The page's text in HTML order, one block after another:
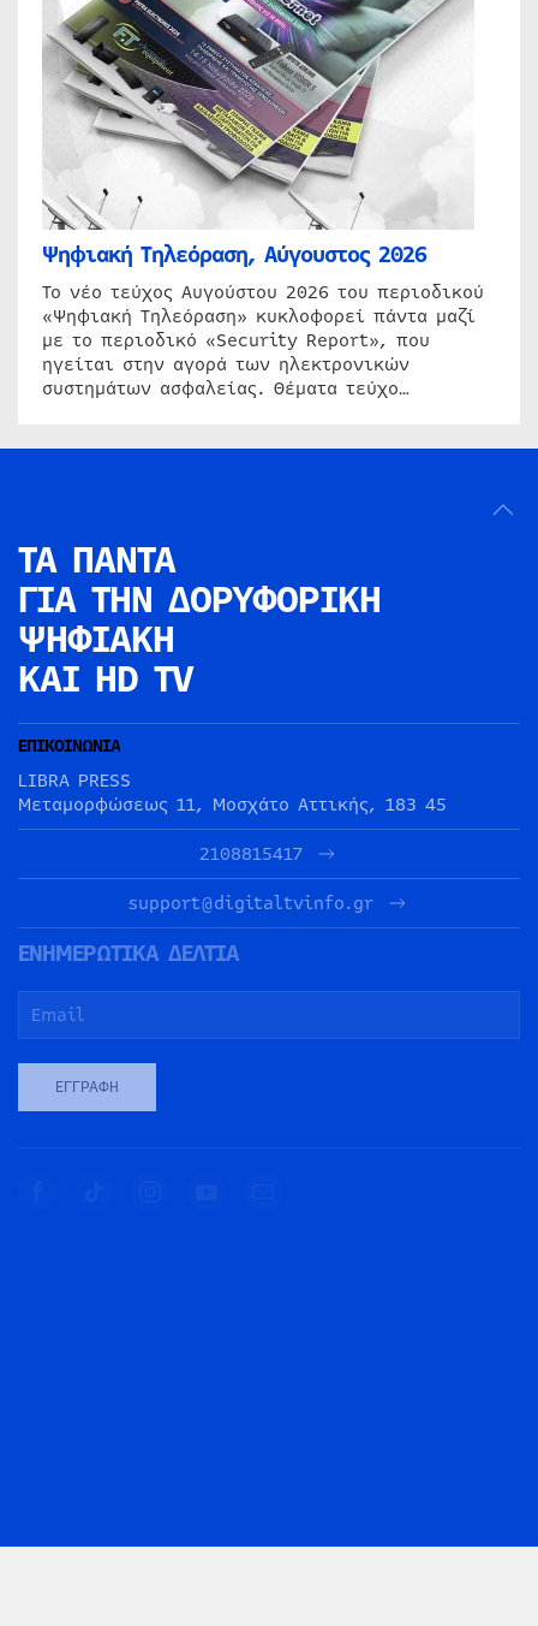
Ψηφιακή Τηλεόραση, Αύγουστος 2026
Το νέο τεύχος Αυγούστου 2026 του περιοδικού
«Ψηφιακή Τηλεόραση» κυκλοφορεί πάντα μαζί
με το περιοδικό «Security Report», που
ηγείται στην αγορά των ηλεκτρονικών
συστημάτων ασφαλείας. Θέματα τεύχο…
ΤΑ ΠΑΝΤΑ
ΓΙΑ ΤΗΝ ΔΟΡΥΦΟΡΙΚΗ
ΨΗΦΙΑΚΗ
ΚΑΙ HD TV
ΕΠΙΚΟΙΝΩΝΙΑ
LIBRA PRESS
Μεταμορφώσεως 11, Μοσχάτο Αττικής, 183 45
2108815417
support@digitaltvinfo.gr
ΕΝΗΜΕΡΩΤΙΚΑ ΔΕΛΤΙΑ
ΕΓΓΡΑΦΉ